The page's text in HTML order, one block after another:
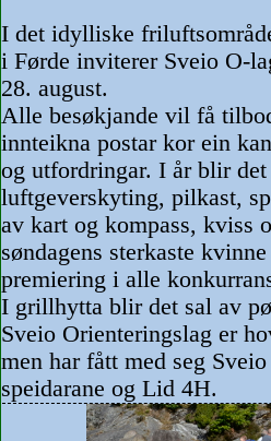
I det idylliske
i Førde inviterer Sveio O-
28. august.
Alle besøkjande vil få
innteikna postar kor ein
og utfordringar. I år blir
luftgeverskyting, pilkast,
av kart og kompass, kviss
søndagens sterkaste
premiering i alle
I grillhytta blir det sal av
Sveio Orienteringslag er
men har fått med seg
speidarane og Lid 4H.